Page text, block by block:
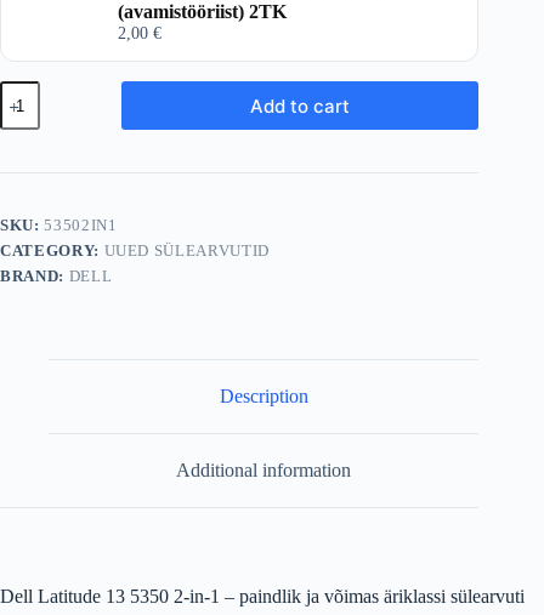
(avamistööriist) 2TK
2,00 €
Sülearvuti
Dell
Latitude
5350
1
Convertible
i5-
Add to cart
SKU:53502IN1
CATEGORY: UUED SÜLEARVUTID
BRAND: DELL
Description
Additional information
Dell Latitude 13 5350 2-in-1 – paindlik ja võimas äriklassi sülearvuti